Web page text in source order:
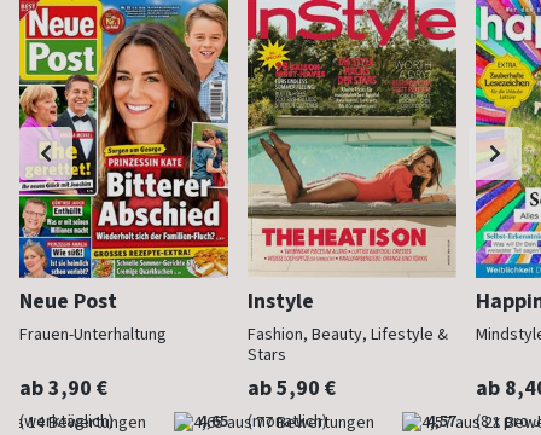
Neue Post
Frauen-Unterhaltung
ab 3,90 €
(werktäglich) 4,65
Instyle
Fashion, Beauty, Lifestyle &
Stars
ab 5,90 €
(monatlich) 4,57
ab
(8 x pro